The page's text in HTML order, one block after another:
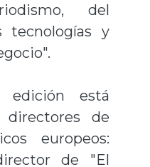
del
tecnologías y
está
directores de
europeos:
de "El